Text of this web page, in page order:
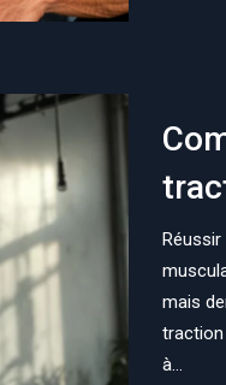
Réussir
mais
traction
à…